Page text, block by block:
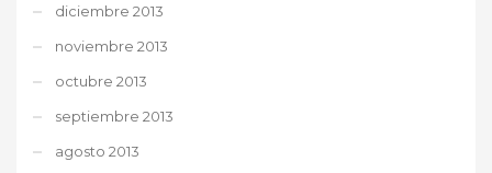
diciembre 2013
noviembre 2013
octubre 2013
septiembre 2013
agosto 2013